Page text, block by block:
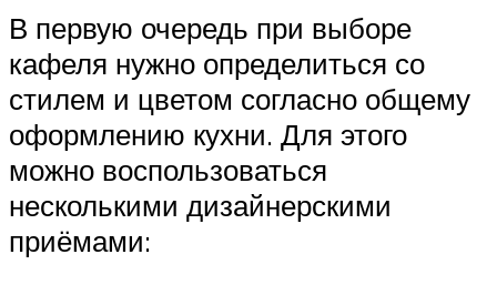
В первую очередь при выборе
кафеля нужно определиться со
стилем и цветом согласно общему
оформлению кухни. Для этого
можно воспользоваться
несколькими дизайнерскими
приёмами: